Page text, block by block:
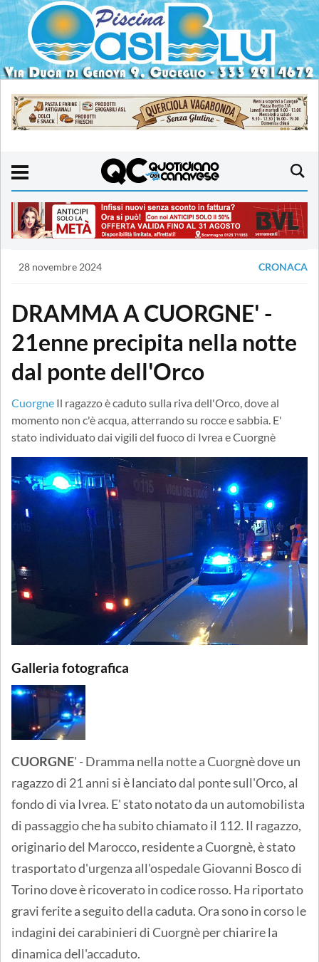
28 novembre 2024 CRONACA
DRAMMA A CUORGNE' -
21enne precipita nella notte
dal ponte dell'Orco
Cuorgne Il ragazzo è caduto sulla riva dell'Orco, dove al
momento non c'è acqua, atterrando su rocce e sabbia. E'
stato individuato dai vigili del fuoco di Ivrea e Cuorgnè
Galleria fotografica
CUORGNE' - Dramma nella notte a Cuorgnè dove un
ragazzo di 21 anni si è lanciato dal ponte sull'Orco, al
fondo di via Ivrea. E' stato notato da un automobilista
di passaggio che ha subito chiamato il 112. Il ragazzo,
originario del Marocco, residente a Cuorgnè, è stato
trasportato d'urgenza all'ospedale Giovanni Bosco di
Torino dove è ricoverato in codice rosso. Ha riportato
gravi ferite a seguito della caduta. Ora sono in corso le
indagini dei carabinieri di Cuorgnè per chiarire la
dinamica dell'accaduto.